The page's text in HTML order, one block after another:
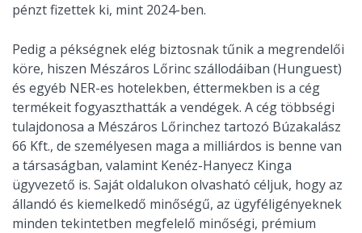
pénzt fizettek ki, mint 2024-ben.
Pedig a pékségnek elég biztosnak tűnik a megrendelői
köre, hiszen Mészáros Lőrinc szállodáiban (Hunguest)
és egyéb NER-es hotelekben, éttermekben is a cég
termékeit fogyaszthatták a vendégek. A cég többségi
tulajdonosa a Mészáros Lőrinchez tartozó Búzakalász
66 Kft., de személyesen maga a milliárdos is benne van
a társaságban, valamint Kenéz-Hanyecz Kinga
ügyvezető is. Saját oldalukon olvasható céljuk, hogy az
állandó és kiemelkedő minőségű, az ügyféligényeknek
minden tekintetben megfelelő minőségi, prémium